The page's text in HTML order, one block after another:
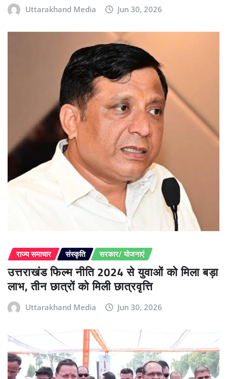
Uttarakhand Media Jun 30, 2026
राज्य समाचार संस्कृति सरकार/ योजनाएं
उत्तराखंड फिल्म नीति 2024 से युवाओं को मिला बड़ा
लाभ, तीन छात्रों को मिली छात्रवृत्ति
Uttarakhand Media Jun 30, 2026